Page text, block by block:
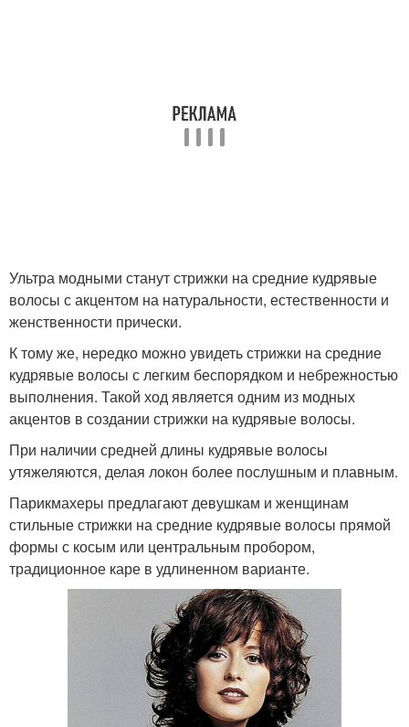
Стрижки на кудрявые
волосы
Стрижки для коротких
Стрижки для пушистых
волос
Пористые волосы
Кудрявый метод
волос
Прически на кудрявые
Идеи для стрижки
Вьющиеся волосы
Стрижки для волнистых
волос
Ультра модными станут стрижки на средние кудрявые
волосы с акцентом на натуральности, естественности и
женственности прически.
К тому же, нередко можно увидеть стрижки на средние
кудрявые волосы с легким беспорядком и небрежностью
выполнения. Такой ход является одним из модных
акцентов в создании стрижки на кудрявые волосы.
При наличии средней длины кудрявые волосы
утяжеляются, делая локон более послушным и плавным.
Парикмахеры предлагают девушкам и женщинам
стильные стрижки на средние кудрявые волосы прямой
формы с косым или центральным пробором,
традиционное каре в удлиненном варианте.